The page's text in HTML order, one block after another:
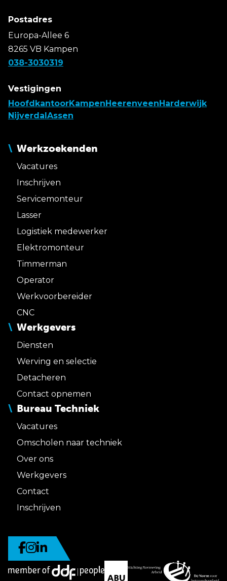
Postadres
Europa-Allee 6
8265 VB Kampen
038-3030319
Vestigingen
HoofdkantoorKampen Heerenveen Harderwijk
Nijverdal Assen
Werkzoekenden
Vacatures
Inschrijven
Servicemonteur
Lasser
Logistiek medewerker
Elektromonteur
Timmerman
Operator
Werkvoorbereider
CNC
Werkgevers
Diensten
Werving en selectie
Detacheren
Contact opnemen
Bureau Techniek
Vacatures
Omscholen naar techniek
Over ons
Werkgevers
Contact
Inschrijven